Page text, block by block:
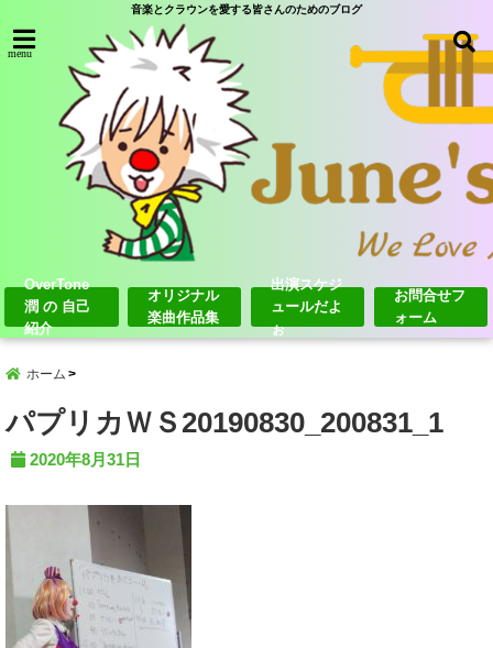
音楽とクラウンを愛する皆さんのためのブログ
menu
OverTone
潤 の 自己
紹介
オリジナル
楽曲作品集
出演スケジ
ュールだよ
ぉ
お問合せフ
ォーム
ホーム
パプリカＷＳ20190830_200831_1
2020年8月31日